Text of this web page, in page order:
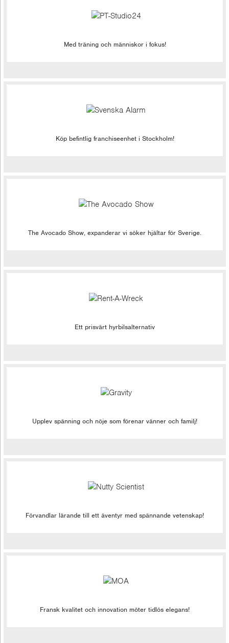
Med träning och människor i fokus!
Köp befintlig franchiseenhet i Stockholm!
The Avocado Show, expanderar vi söker hjältar för Sverige.
Ett prisvärt hyrbilsalternativ
Upplev spänning och nöje som förenar vänner och familj!
Förvandlar lärande till ett äventyr med spännande vetenskap!
Fransk kvalitet och innovation möter tidlös elegans!